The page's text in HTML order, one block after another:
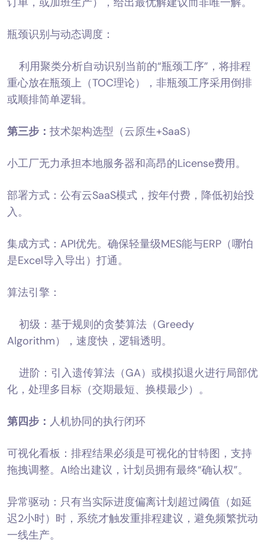
瓶颈识别与动态调度：
利用聚类分析自动识别当前的“瓶颈工序”，将排程
重心放在瓶颈上（TOC理论），非瓶颈工序采用倒排
或顺排简单逻辑。
第三步： 技术架构选型（云原生+SaaS）
小工厂无力承担本地服务器和高昂的License费用。
部署方式：公有云SaaS模式，按年付费，降低初始投
入。
集成方式：API优先。确保轻量级MES能与ERP（哪怕
是Excel导入导出）打通。
算法引擎：
初级：基于规则的贪婪算法（Greedy
Algorithm），速度快，逻辑透明。
进阶：引入遗传算法（GA）或模拟退火进行局部优
化，处理多目标（交期最短、换模最少）。
第四步： 人机协同的执行闭环
可视化看板：排程结果必须是可视化的甘特图，支持
拖拽调整。AI给出建议，计划员拥有最终“确认权”。
异常驱动：只有当实际进度偏离计划超过阈值（如延
迟2小时）时，系统才触发重排程建议，避免频繁扰动
一线生产。